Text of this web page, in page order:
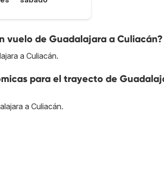
vuelo de Guadalajara a Culiacán?
a Culiacán.
para el trayecto de
a Culiacán.